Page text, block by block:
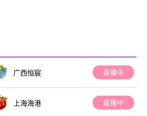
广西恒宸 直播中
上海海港 直播中